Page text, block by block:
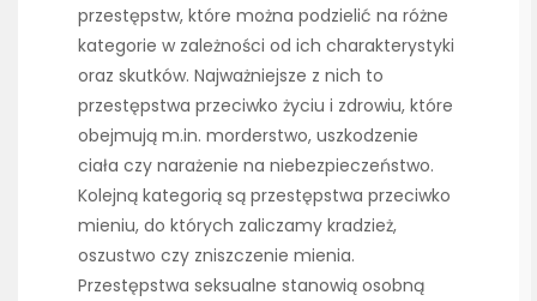
przestępstw, które można podzielić na różne
kategorie w zależności od ich charakterystyki
oraz skutków. Najważniejsze z nich to
przestępstwa przeciwko życiu i zdrowiu, które
obejmują m.in. morderstwo, uszkodzenie
ciała czy narażenie na niebezpieczeństwo.
Kolejną kategorią są przestępstwa przeciwko
mieniu, do których zaliczamy kradzież,
oszustwo czy zniszczenie mienia.
Przestępstwa seksualne stanowią osobną